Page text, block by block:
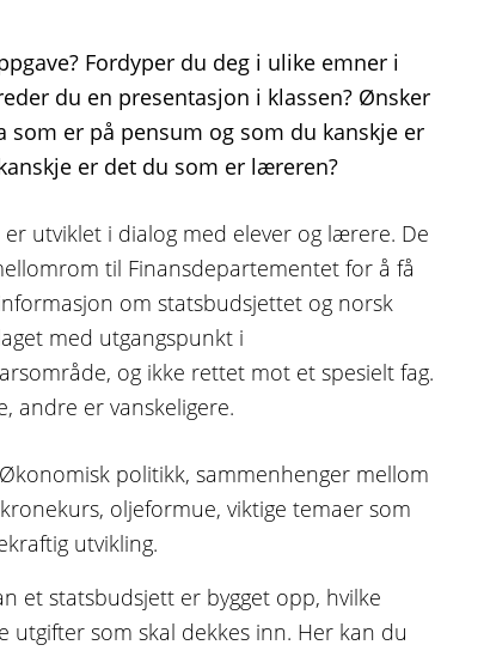
Fordyper du deg i ulike emner i
du en presentasjon i klassen? Ønsker
som er på pensum og som du kanskje er
er det du som er læreren?
utviklet i dialog med elever og lærere. De
til Finansdepartementet for å få
om statsbudsjettet og norsk
med utgangspunkt i
og ikke rettet mot et spesielt fag.
andre er vanskeligere.
politikk, sammenhenger mellom
oljeformue, viktige temaer som
utvikling.
et statsbudsjett er bygget opp, hvilke
utgifter som skal dekkes inn. Her kan du